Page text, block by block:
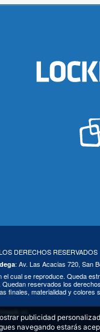
DERECHOS RESERVADOS
: Av. Las Acacias 720, San
cual se reproduce. Queda
reservados los
finales, materialidad y
publicidad
navegando estarás